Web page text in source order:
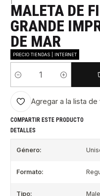
MALETA DE
GRANDE
DE MAR
PRECIO TIENDAS | INTERNET
Cantidad
Agregar a la lista
COMPARTIR ESTE PRODUCTO
DETALLES
Género:
Formato:
Tipo: